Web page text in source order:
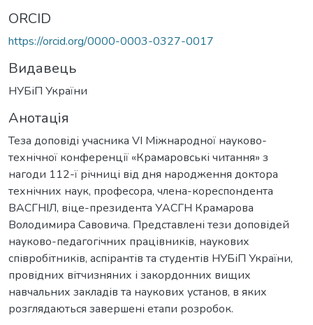
ORCID
https://orcid.org/0000-0003-0327-0017
Видавець
НУБіП України
Анотація
Теза доповіді учасника VI Міжнародної науково-
технічної конференції «Крамаровські читання» з
нагоди 112-ї річниці від дня народження доктора
технічних наук, професора, члена-кореспондента
ВАСГНІЛ, віце-президента УАСГН Крамарова
Володимира Савовича. Представлені тези доповідей
науково-педагогічних працівників, наукових
співробітників, аспірантів та студентів НУБіП України,
провідних вітчизняних і закордонних вищих
навчальних закладів та наукових установ, в яких
розглядаються завершені етапи розробок.